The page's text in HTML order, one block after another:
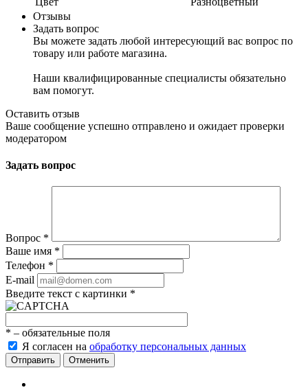
Отзывы
Задать вопрос
Вы можете задать любой интересующий вас вопрос по
товару или работе магазина.
Наши квалифицированные специалисты обязательно
вам помогут.
Оставить отзыв
Ваше сообщение успешно отправлено и ожидает проверки
модератором
Задать вопрос
Вопрос *
Ваше имя *
Телефон *
E-mail
Введите текст с картинки *
* – обязательные поля
Я согласен на обработку персональных данных
Отменить